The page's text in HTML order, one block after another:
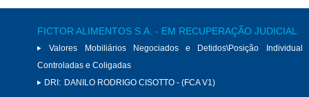
FICTOR ALIMENTOS S.A. - EM RECUPERAÇÃO JUDICIAL
Valores Mobiliários Negociados e Detidos\Posição
Controladas e Coligadas
DRI: DANILO RODRIGO CISOTTO - (FCA V1)